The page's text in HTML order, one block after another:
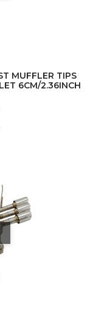
MUFFLER TIPS
6CM/2.36INCH